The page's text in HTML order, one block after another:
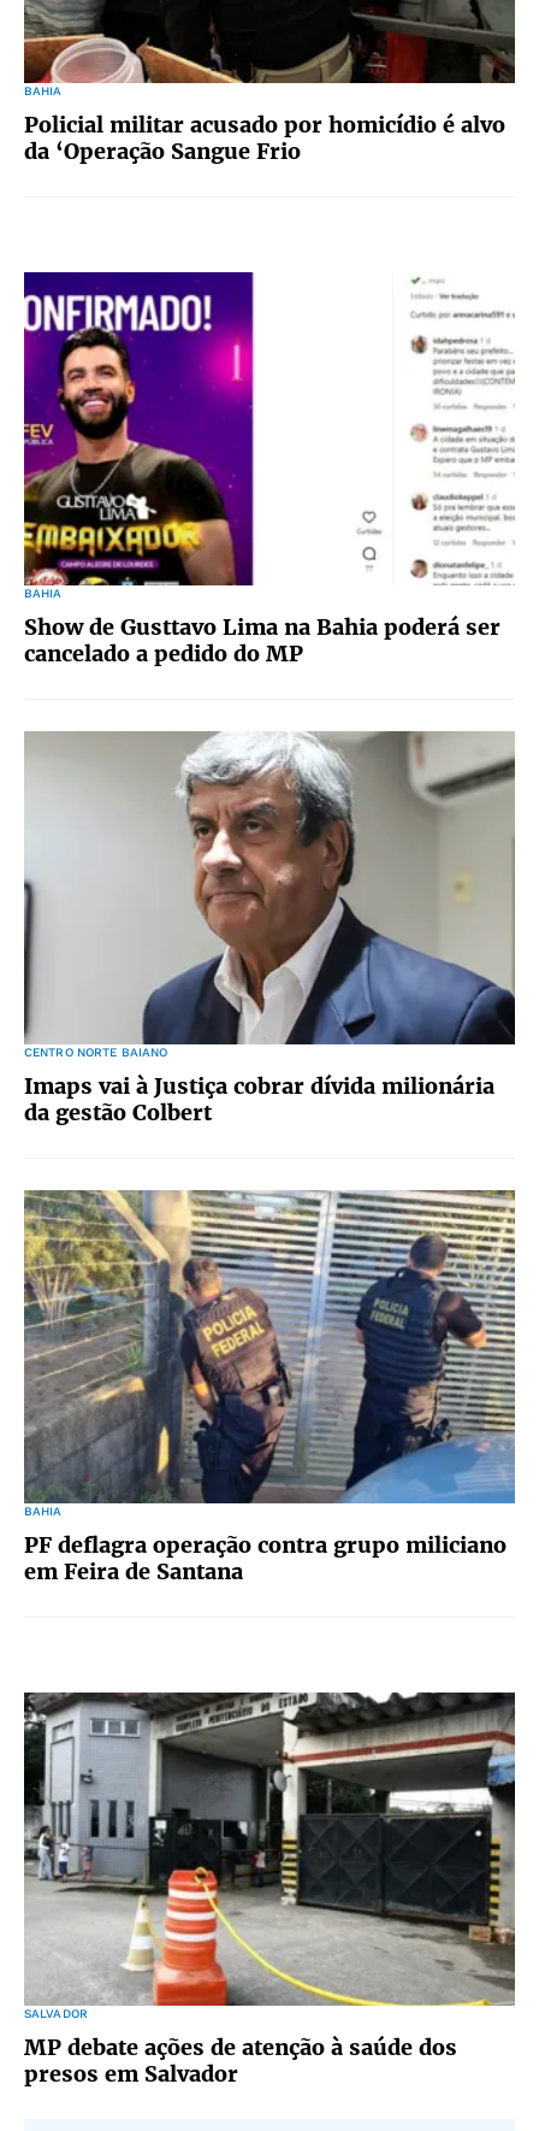
BAHIA
Policial militar acusado por homicídio é alvo
da ‘Operação Sangue Frio
BAHIA
Show de Gusttavo Lima na Bahia poderá ser
cancelado a pedido do MP
CENTRO NORTE BAIANO
Imaps vai à Justiça cobrar dívida milionária
da gestão Colbert
BAHIA
PF deflagra operação contra grupo miliciano
em Feira de Santana
SALVADOR
MP debate ações de atenção à saúde dos
presos em Salvador